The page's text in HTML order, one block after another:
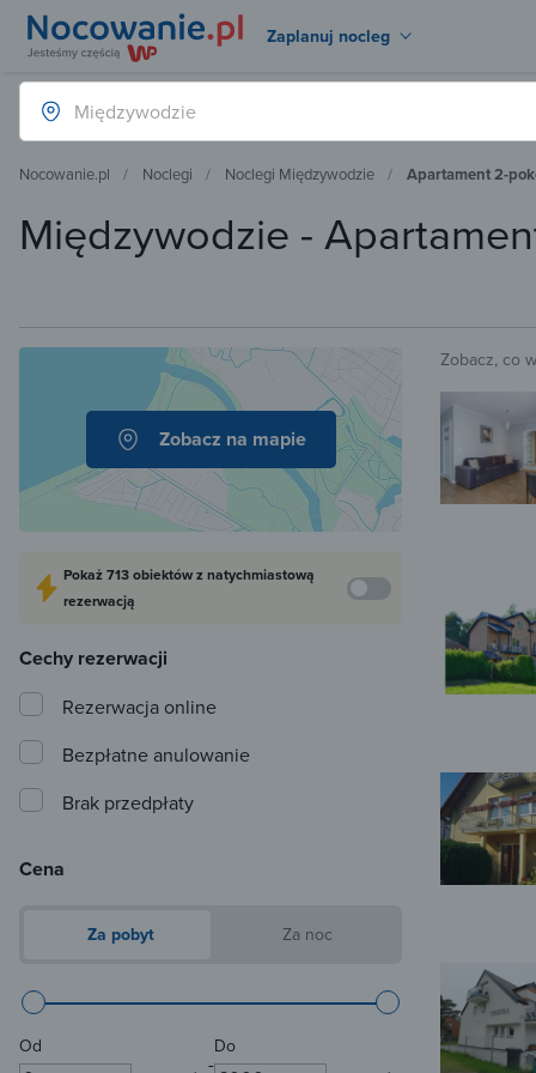
Zaplanuj nocleg
Nocowanie.pl Noclegi Noclegi Międzywodzie Apartament 2-
Międzywodzie -
Zobacz, co
Zobacz na mapie
Pokaż713 obiektówz natychmiastową
rezerwacją
Cechy rezerwacji
Rezerwacja online
Bezpłatne anulowanie
Brak przedpłaty
Cena
Za pobyt Za noc
Od
-
Do